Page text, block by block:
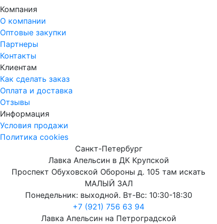
Компания
О компании
Оптовые закупки
Партнеры
Контакты
Клиентам
Как сделать заказ
Оплата и доставка
Отзывы
Информация
Условия продажи
Политика cookies
Санкт-Петербург
Лавка Апельсин в ДК Крупской
Проспект Обуховской Обороны д. 105 там искать
МАЛЫЙ ЗАЛ
Понедельник: выходной. Вт-Вс: 10:30-18:30
+7 (921) 756 63 94
Лавка Апельсин на Петроградской